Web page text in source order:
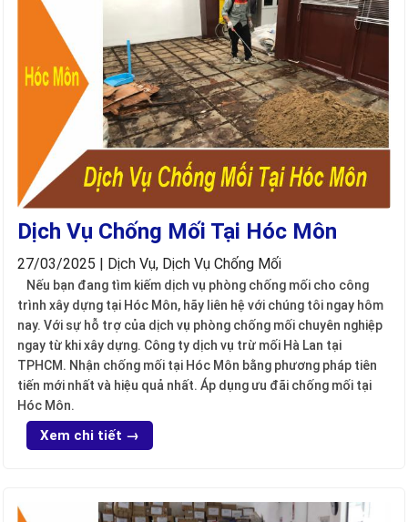
Dịch Vụ Chống Mối Tại Hóc Môn
27/03/2025 | Dịch Vụ, Dịch Vụ Chống Mối
Nếu bạn đang tìm kiếm dịch vụ phòng chống mối cho công
trình xây dựng tại Hóc Môn, hãy liên hệ với chúng tôi ngay hôm
nay. Với sự hỗ trợ của dịch vụ phòng chống mối chuyên nghiệp
ngay từ khi xây dựng. Công ty dịch vụ trừ mối Hà Lan tại
TPHCM. Nhận chống mối tại Hóc Môn bằng phương pháp tiên
tiến mới nhất và hiệu quả nhất. Áp dụng ưu đãi chống mối tại
Hóc Môn.
Xem chi tiết →